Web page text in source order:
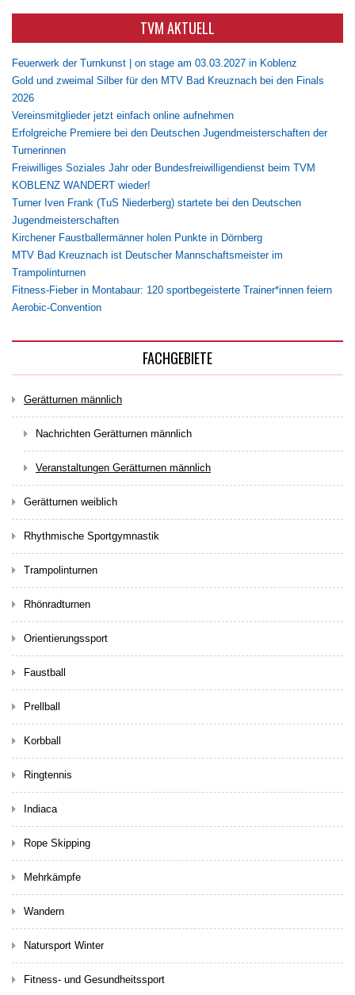
TVM AKTUELL
Feuerwerk der Turnkunst | on stage am 03.03.2027 in Koblenz
Gold und zweimal Silber für den MTV Bad Kreuznach bei den Finals
2026
Vereinsmitglieder jetzt einfach online aufnehmen
Erfolgreiche Premiere bei den Deutschen Jugendmeisterschaften der
Turnerinnen
Freiwilliges Soziales Jahr oder Bundesfreiwilligendienst beim TVM
KOBLENZ WANDERT wieder!
Turner Iven Frank (TuS Niederberg) startete bei den Deutschen
Jugendmeisterschaften
Kirchener Faustballermänner holen Punkte in Dörnberg
MTV Bad Kreuznach ist Deutscher Mannschaftsmeister im
Trampolinturnen
Fitness-Fieber in Montabaur: 120 sportbegeisterte Trainer*innen feiern
Aerobic-Convention
FACHGEBIETE
Gerätturnen männlich
Nachrichten Gerätturnen männlich
Veranstaltungen Gerätturnen männlich
Gerätturnen weiblich
Rhythmische Sportgymnastik
Trampolinturnen
Rhönradturnen
Orientierungssport
Faustball
Prellball
Korbball
Ringtennis
Indiaca
Rope Skipping
Mehrkämpfe
Wandern
Natursport Winter
Fitness- und Gesundheitssport